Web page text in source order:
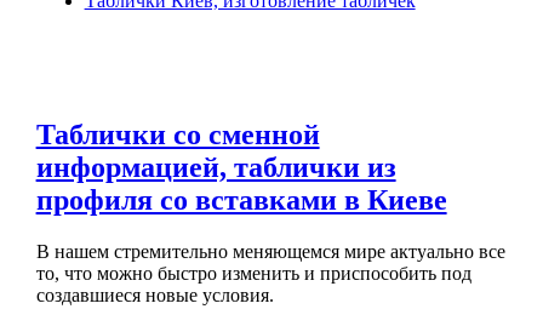
Таблички со сменной
информацией, таблички из
профиля со вставками в Киеве
В нашем стремительно меняющемся мире актуально все
то, что можно быстро изменить и приспособить под
создавшиеся новые условия.